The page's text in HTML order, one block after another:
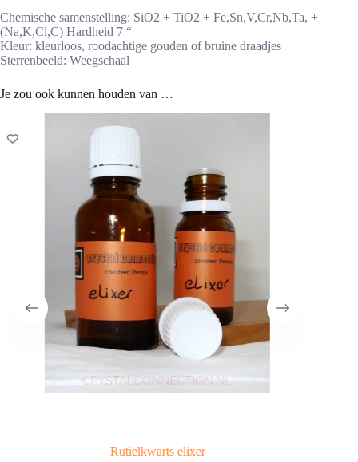
Chemische samenstelling: SiO2 + TiO2 + Fe,Sn,V,Cr,Nb,Ta, +
(Na,K,Cl,C) Hardheid 7 “
Kleur: kleurloos, roodachtige gouden of bruine draadjes
Sterrenbeeld: Weegschaal
Je zou ook kunnen houden van …
Rutielkwarts elixer